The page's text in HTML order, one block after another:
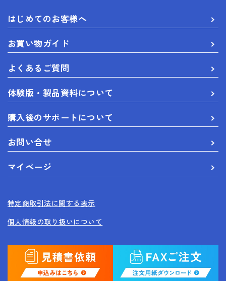
はじめてのお客様へ
お買い物ガイド
よくあるご質問
体験版・製品資料について
購入後のサポートについて
お問い合せ
マイページ
特定商取引法に関する表示
個人情報の取り扱いについて